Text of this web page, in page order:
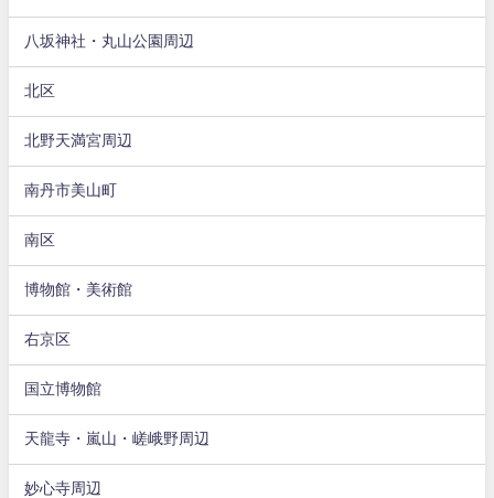
八坂神社・丸山公園周辺
北区
北野天満宮周辺
南丹市美山町
南区
博物館・美術館
右京区
国立博物館
天龍寺・嵐山・嵯峨野周辺
妙心寺周辺